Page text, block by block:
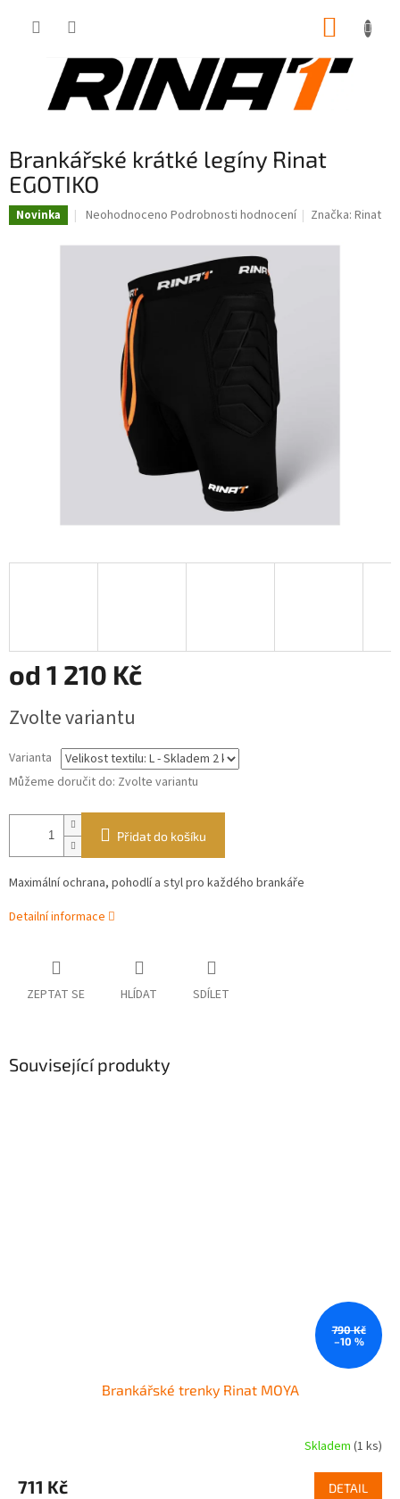
Brankářské krátké legíny Rinat
EGOTIKO
Novinka
Průměrné
produktu
hvězdiček.
Neohodnoceno Podrobnosti hodnocení Značka:Rinat
od 1 210 Kč
cena:
Zvolte variantu
Varianta
Můžeme doručit do: Zvolte variantu
Přidat do košíku
Maximální ochrana, pohodlí a styl pro každého brankáře
Detailní informace
ZEPTAT SE HLÍDAT SDÍLET
Související produkty
790 Kč
–10 %
Brankářské trenky Rinat MOYA
Skladem (1 ks)
711 Kč DETAIL